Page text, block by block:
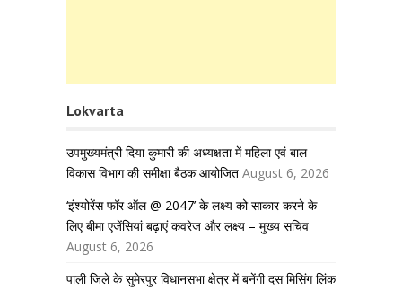
Lokvarta
उपमुख्यमंत्री दिया कुमारी की अध्यक्षता में महिला एवं बाल
विकास विभाग की समीक्षा बैठक आयोजित August 6, 2026
‘इंश्योरेंस फॉर ऑल @ 2047’ के लक्ष्य को साकार करने के
लिए बीमा एजेंसियां बढ़ाएं कवरेज और लक्ष्य – मुख्य सचिव
August 6, 2026
पाली जिले के सुमेरपुर विधानसभा क्षेत्र में बनेंगी दस मिसिंग लिंक